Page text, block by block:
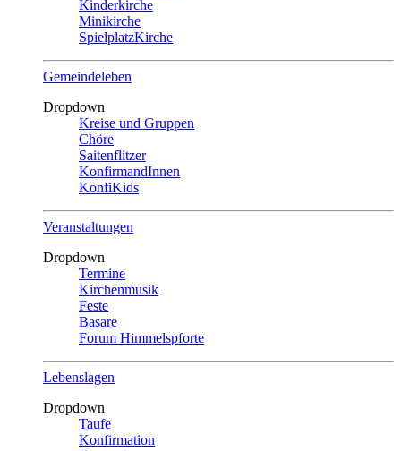
Kinderkirche
Minikirche
SpielplatzKirche
Gemeindeleben
Dropdown
Kreise und Gruppen
Chöre
Saitenflitzer
KonfirmandInnen
KonfiKids
Veranstaltungen
Dropdown
Termine
Kirchenmusik
Feste
Basare
Forum Himmelspforte
Lebenslagen
Dropdown
Taufe
Konfirmation